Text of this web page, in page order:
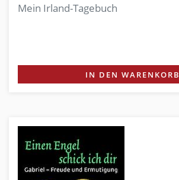
Mein Irland-Tagebuch
IN DEN WARENKORB